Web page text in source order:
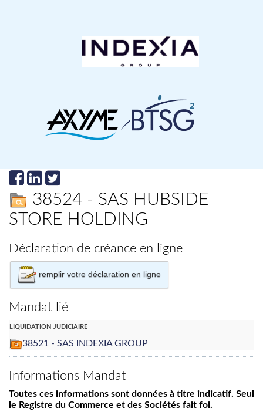
38524 - SAS HUBSIDE
STORE HOLDING
Déclaration de créance en ligne
remplir votre déclaration en ligne
Mandat lié
liquidation judiciaire
38521 - SAS INDEXIA GROUP
Informations Mandat
Toutes ces informations sont données à titre indicatif. Seul
le Registre du Commerce et des Sociétés fait foi.